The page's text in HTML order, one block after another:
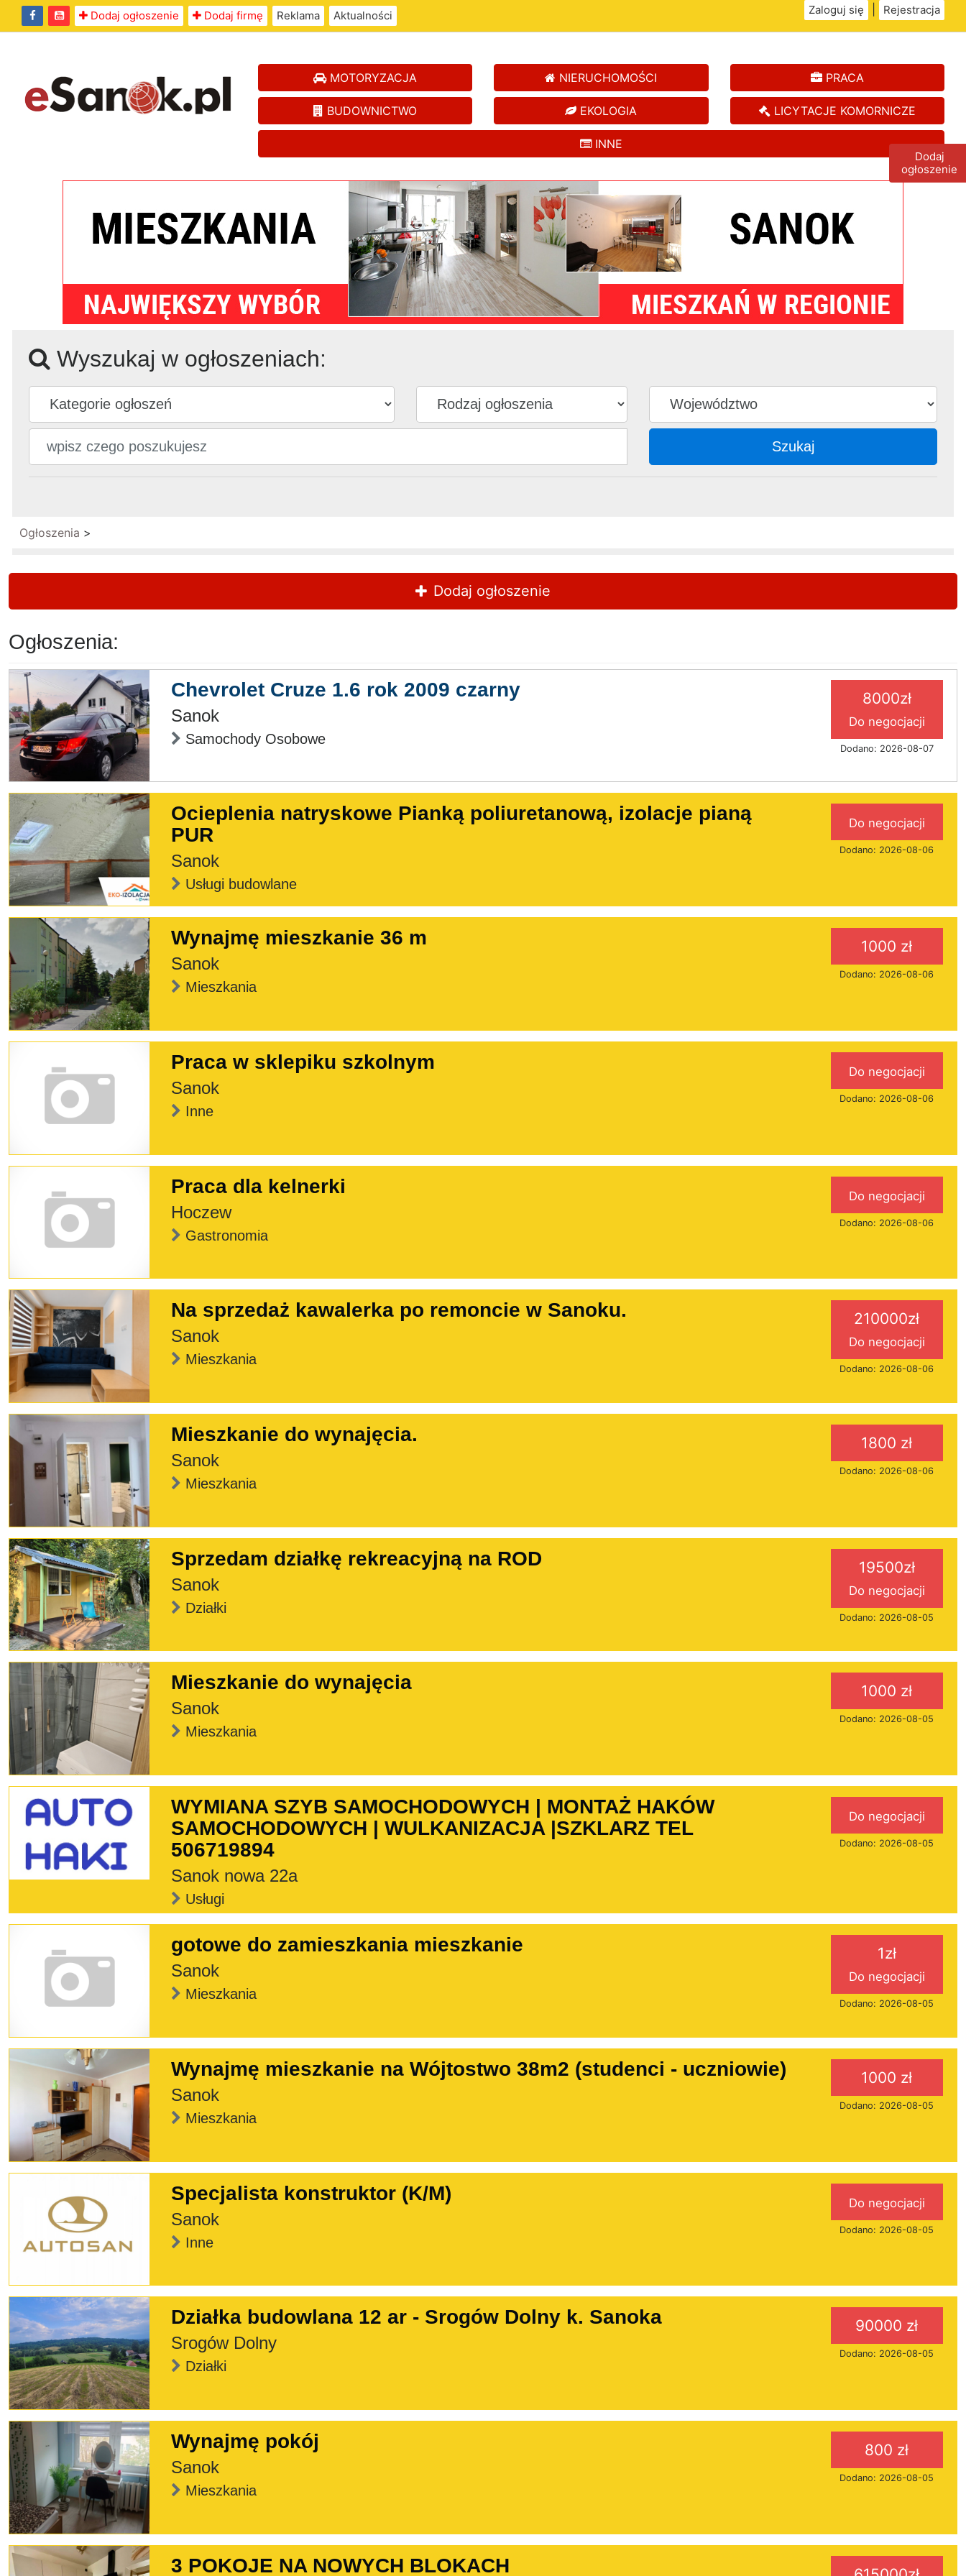
Dodaj ogłoszenie Dodaj firmę Reklama Aktualności Zaloguj się Rejestracja
MOTORYZACJA NIERUCHOMOŚCI PRACA
BUDOWNICTWO EKOLOGIA LICYTACJE KOMORNICZE
INNE
Wyszukaj w ogłoszeniach:
Szukaj
Ogłoszenia >
Dodaj ogłoszenie
Ogłoszenia:
Chevrolet Cruze 1.6 rok 2009 czarny
Sanok
Samochody Osobowe
8000zł
Do negocjacji
Dodano: 2026-08-07
Ocieplenia natryskowe Pianką poliuretanową, izolacje pianą
PUR
Sanok
Usługi budowlane
Do negocjacji
Dodano: 2026-08-06
Wynajmę mieszkanie 36 m
Sanok
Mieszkania
1000 zł
Dodano: 2026-08-06
Praca w sklepiku szkolnym
Sanok
Inne
Do negocjacji
Dodano: 2026-08-06
Praca dla kelnerki
Hoczew
Gastronomia
Do negocjacji
Dodano: 2026-08-06
Na sprzedaż kawalerka po remoncie w Sanoku.
Sanok
Mieszkania
210000zł
Do negocjacji
Dodano: 2026-08-06
Mieszkanie do wynajęcia.
Sanok
Mieszkania
1800 zł
Dodano: 2026-08-06
Sprzedam działkę rekreacyjną na ROD
Sanok
Działki
19500zł
Do negocjacji
Dodano: 2026-08-05
Mieszkanie do wynajęcia
Sanok
Mieszkania
1000 zł
Dodano: 2026-08-05
WYMIANA SZYB SAMOCHODOWYCH | MONTAŻ HAKÓW
SAMOCHODOWYCH | WULKANIZACJA |SZKLARZ TEL
506719894
Sanok nowa 22a
Usługi
Do negocjacji
Dodano: 2026-08-05
gotowe do zamieszkania mieszkanie
Sanok
Mieszkania
1zł
Do negocjacji
Dodano: 2026-08-05
Wynajmę mieszkanie na Wójtostwo 38m2 (studenci - uczniowie)
Sanok
Mieszkania
1000 zł
Dodano: 2026-08-05
Specjalista konstruktor (K/M)
Sanok
Inne
Do negocjacji
Dodano: 2026-08-05
Działka budowlana 12 ar - Srogów Dolny k. Sanoka
Srogów Dolny
Działki
90000 zł
Dodano: 2026-08-05
Wynajmę pokój
Sanok
Mieszkania
800 zł
Dodano: 2026-08-05
3 POKOJE NA NOWYCH BLOKACH
Dodaj
ogłoszenie